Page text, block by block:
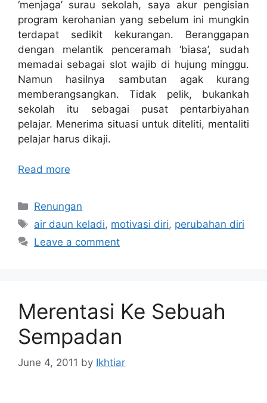
‘menjaga’ surau sekolah, saya akur pengisian
program kerohanian yang sebelum ini mungkin
terdapat sedikit kekurangan. Beranggapan
dengan melantik penceramah ‘biasa’, sudah
memadai sebagai slot wajib di hujung minggu.
Namun hasilnya sambutan agak kurang
memberangsangkan. Tidak pelik, bukankah
sekolah itu sebagai pusat pentarbiyahan
pelajar. Menerima situasi untuk diteliti, mentaliti
pelajar harus dikaji.
Read more
Categories
Renungan
Tags
air daun keladi, motivasi diri, perubahan diri
Leave a comment
Merentasi Ke Sebuah
Sempadan
June 4, 2011 by Ikhtiar